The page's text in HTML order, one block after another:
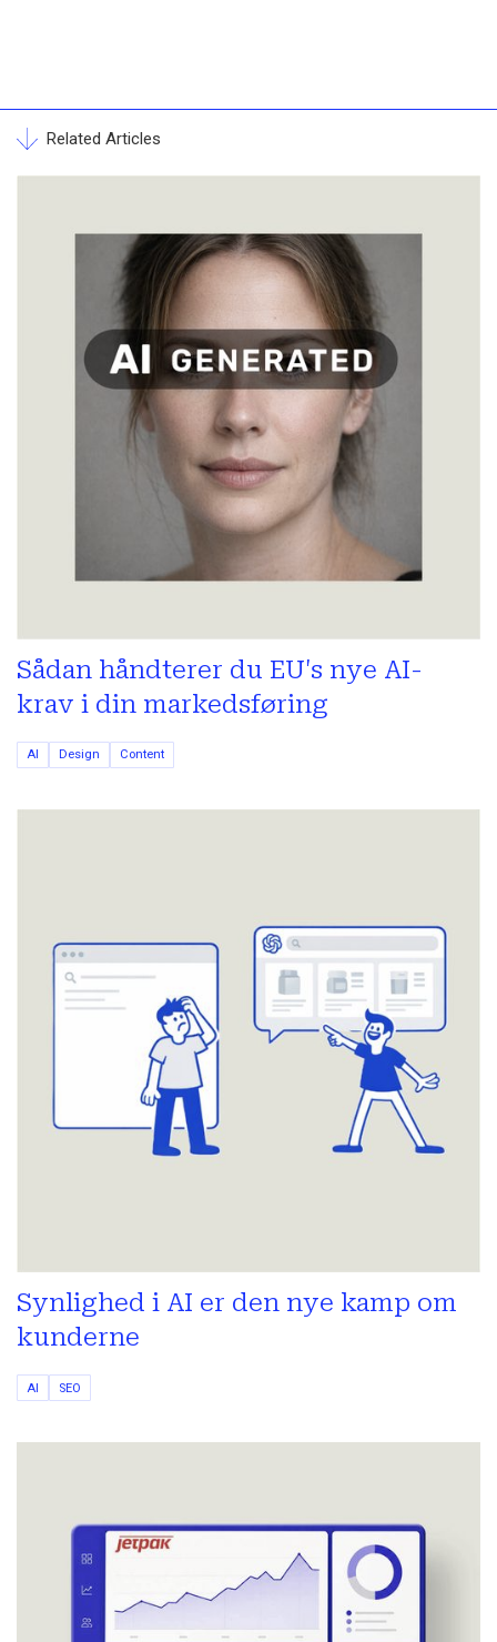
Related Articles
Sådan håndterer du EU's nye AI-
krav i din markedsføring
AI Design Content
Synlighed i AI er den nye kamp om
kunderne
AI SEO